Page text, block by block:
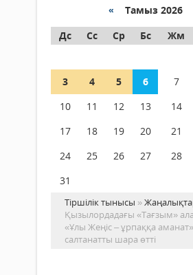
« Тамыз 2026
Дс
Сс Ср Бс Жм
3
4 5 6 7
10
11 12 13 14
17
18 19 20 21
24
25 26 27 28
31
Тіршілік тынысы »
Қызылордадағы «Тағзым»
«Ұлы Жеңіс – ұрпаққа
салтанатты шара өтті